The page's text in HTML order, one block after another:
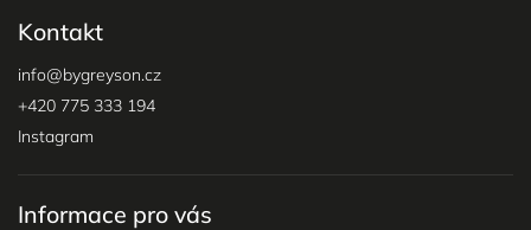
Kontakt
info@bygreyson.cz
+420 775 333 194
Instagram
Informace pro vás